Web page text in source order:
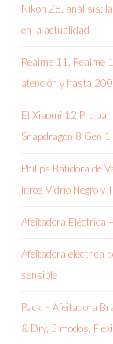
Nikon Z8, análisis:
en la actualidad
Realme 11, Realme
atención y hasta
El Xiaomi 12 Pro
Snapdragon 8 Gen
Philips Batidora de
litros Vidrio Negro y
Afeitadora Eléctrica
Afeitadora eléctrica
sensible
Pack – Afeitadora
& Dry, 5 modos,